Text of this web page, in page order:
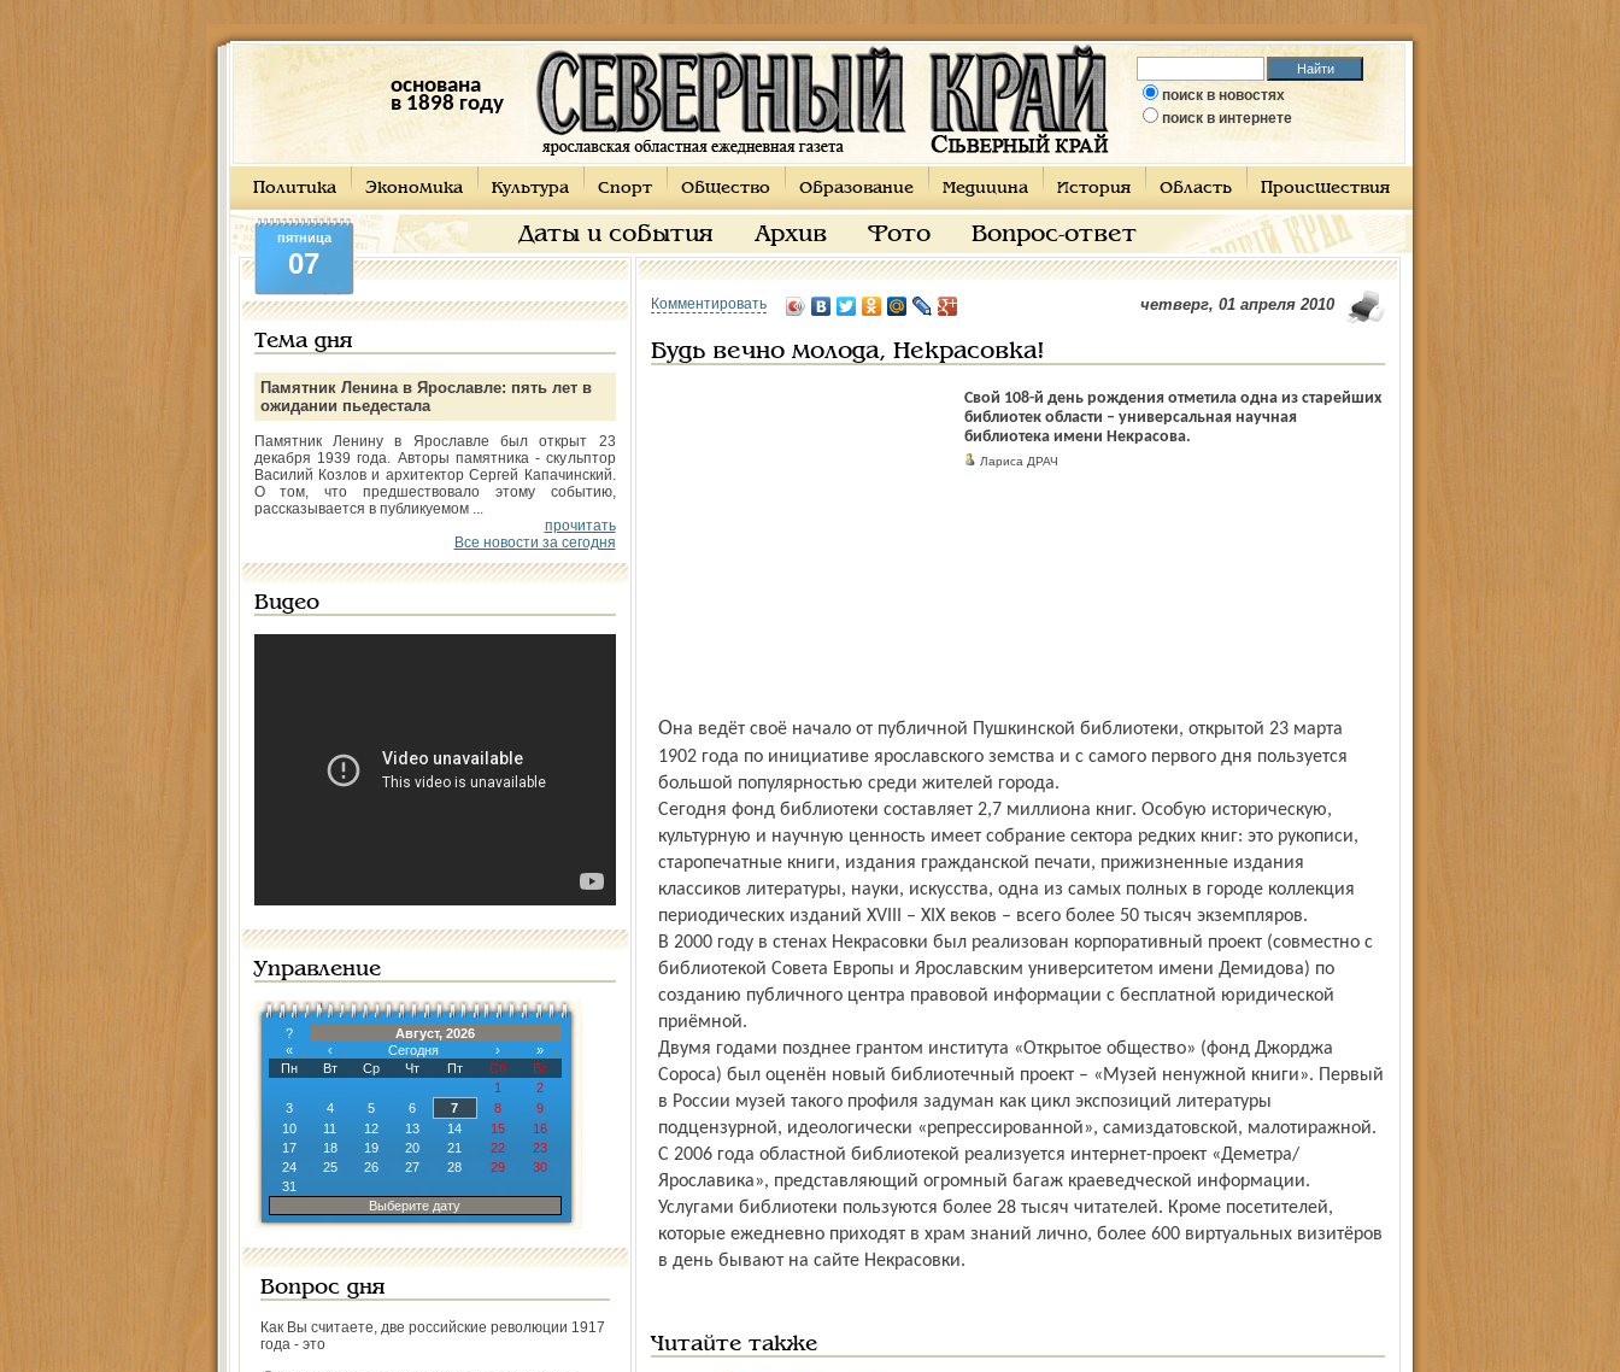
основана
в 1898 году
поиск в новостях
поиск в интернете
Политика Экономика Культура Спорт Общество Образование Медицина История Область Происшествия
Даты и события Архив Фото Вопрос-ответ
пятница
07
Тема дня
Памятник Ленина в Ярославле: пять лет в
ожидании пьедестала
Памятник Ленину в Ярославле был открыт 23
декабря 1939 года. Авторы памятника - скульптор
Василий Козлов и архитектор Сергей Капачинский.
О том, что предшествовало этому событию,
рассказывается в публикуемом ...
прочитать
Все новости за сегодня
Видео
Управление
?
Август, 2026
«
‹ Сегодня ›
»
Пн
Вт Ср Чт Пт Сб
Вс
1
2
3
4 5 6 7 8
9
10
11 12 13 14 15
16
17
18 19 20 21 22
23
24
25 26 27 28 29
30
31
Выберите дату
Вопрос дня
Как Вы считаете, две российские революции 1917
года - это
Комментировать четверг, 01 апреля 2010
Будь вечно молода, Некрасовка!
Свой 108-й день рождения отметила одна из старейших
библиотек области – универсальная научная
библиотека имени Некрасова.
Лариса ДРАЧ
Она ведёт своё начало от публичной Пушкинской библиотеки, открытой 23 марта
1902 года по инициативе ярославского земства и с самого первого дня пользуется
большой популярностью среди жителей города.
Сегодня фонд библиотеки составляет 2,7 миллиона книг. Особую историческую,
культурную и научную ценность имеет собрание сектора редких книг: это рукописи,
старопечатные книги, издания гражданской печати, прижизненные издания
классиков литературы, науки, искусства, одна из самых полных в городе коллекция
периодических изданий XVIII – XIX веков – всего более 50 тысяч экземпляров.
В 2000 году в стенах Некрасовки был реализован корпоративный проект (совместно с
библиотекой Совета Европы и Ярославским университетом имени Демидова) по
созданию публичного центра правовой информации с бесплатной юридической
приёмной.
Двумя годами позднее грантом института «Открытое общество» (фонд Джорджа
Сороса) был оценён новый библиотечный проект – «Музей ненужной книги». Первый
в России музей такого профиля задуман как цикл экспозиций литературы
подцензурной, идеологически «репрессированной», самиздатовской, малотиражной.
С 2006 года областной библиотекой реализуется интернет-проект «Деметра/
Ярославика», представляющий огромный багаж краеведческой информации.
Услугами библиотеки пользуются более 28 тысяч читателей. Кроме посетителей,
которые ежедневно приходят в храм знаний лично, более 600 виртуальных визитёров
в день бывают на сайте Некрасовки.
Читайте также